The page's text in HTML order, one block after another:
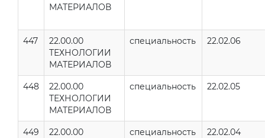
МАТЕРИАЛОВ
447
22.00.00
ТЕХНОЛОГИИ
МАТЕРИАЛОВ
специальность 22.02.06
448
22.00.00
ТЕХНОЛОГИИ
МАТЕРИАЛОВ
специальность 22.02.05
449
22.00.00
специальность 22.02.04